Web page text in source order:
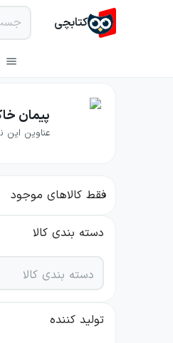
کتابچی
پیمان
عناوین این
فقط کالاهای موجود
دسته بندی کالا
دسته بندی کالا
تولید کننده